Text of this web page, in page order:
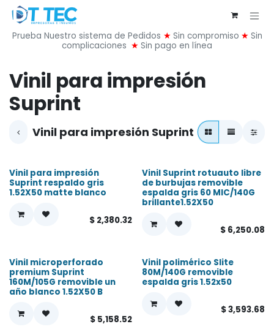
Ir al contenido
Prueba Nuestro sistema de Pedidos ★ Sin compromiso ★ Sin
complicaciones ★ Sin pago en línea
Vinil para impresión
Suprint
Vinil para impresión Suprint
¡Nuevo!
Vinil para impresión
Suprint respaldo gris
1.52X50 matte blanco
$ 2,380.32
¡Nuevo!
Vinil Suprint rotuauto libre
de burbujas removible
espalda gris 60 MIC/140G
brillante1.52X50
$ 6,250.08
Vinil microperforado
premium Suprint
160M/105G removible un
año blanco 1.52X50 B
$ 5,158.52
Vinil polimérico Slite
80M/140G removible
espalda gris 1.52x50
$3,593.68